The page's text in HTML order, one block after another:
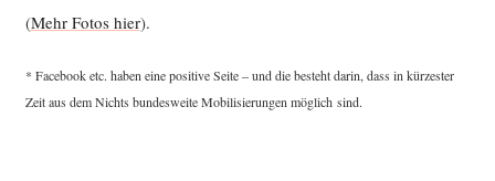
(Mehr Fotos hier).
* Face­book etc. haben eine posi­ti­ve Sei­te – und die besteht dar­in, dass in kür­zes­ter
Zeit aus dem Nichts bun­des­wei­te Mobi­li­sie­run­gen mög­lich sind.